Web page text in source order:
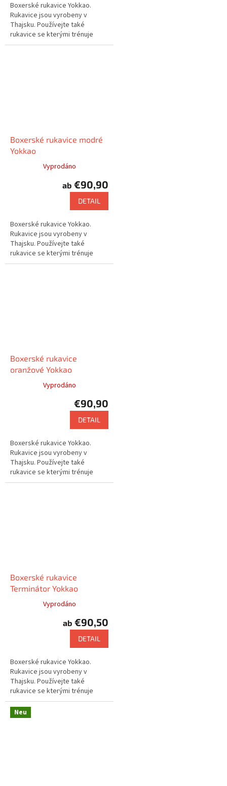
Boxerské rukavice Yokkao.
Rukavice jsou vyrobeny v
Thajsku. Používejte také
rukavice se kterými trénuje
např. Saenchai nebo Buakaw.
Boxerské rukavice modré
Yokkao
Vyprodáno
ab €90,90
DETAIL
Boxerské rukavice Yokkao.
Rukavice jsou vyrobeny v
Thajsku. Používejte také
rukavice se kterými trénuje
např. Saenchai nebo Buakaw.
Boxerské rukavice
oranžové Yokkao
Vyprodáno
€90,90
DETAIL
Boxerské rukavice Yokkao.
Rukavice jsou vyrobeny v
Thajsku. Používejte také
rukavice se kterými trénuje
např. Saenchai nebo Buakaw.
Boxerské rukavice
Terminátor Yokkao
Vyprodáno
ab €90,50
DETAIL
Boxerské rukavice Yokkao.
Rukavice jsou vyrobeny v
Thajsku. Používejte také
rukavice se kterými trénuje
např. Saenchai nebo Buakaw.
Neu